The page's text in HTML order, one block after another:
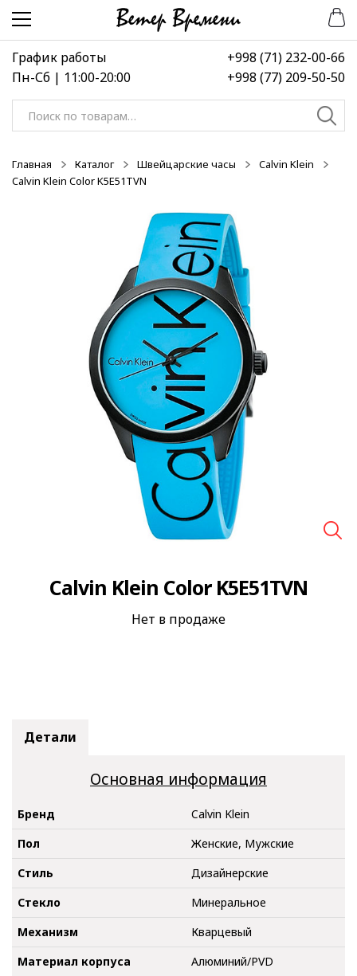
Перейти
навигации
Перейти
содержимому
График работы
Пн-Сб | 11:00-20:00
+998 (71) 232-00-66
+998 (77) 209-50-50
Искать:
Главная Каталог Швейцарские часы
Calvin Klein
Calvin Klein Color K5E51TVN
Calvin Klein Color K5E51TVN
Нет в продаже
Детали
Основная информация
Бренд
Calvin Klein
Пол
Женские, Мужские
Стиль
Дизайнерские
Стекло
Минеральное
Механизм
Кварцевый
Материал корпуса
Алюминий/PVD
-50%